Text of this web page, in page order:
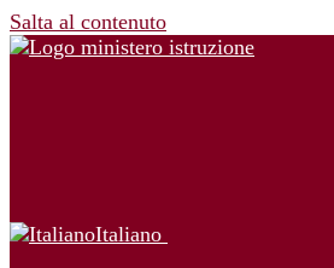
Salta al contenuto
Italiano